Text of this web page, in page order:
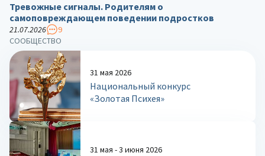
СООБЩЕСТВО
31 мая 2026
Национальный конкурс
«Золотая Психея»
31 мая - 3 июня 2026
Тревожные сигналы. Родителям о
самоповреждающем поведении подростков
21.07.2026 9